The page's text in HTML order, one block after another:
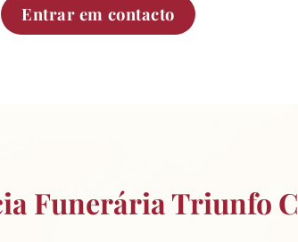
Entrar em contacto
Funerária Triunfo